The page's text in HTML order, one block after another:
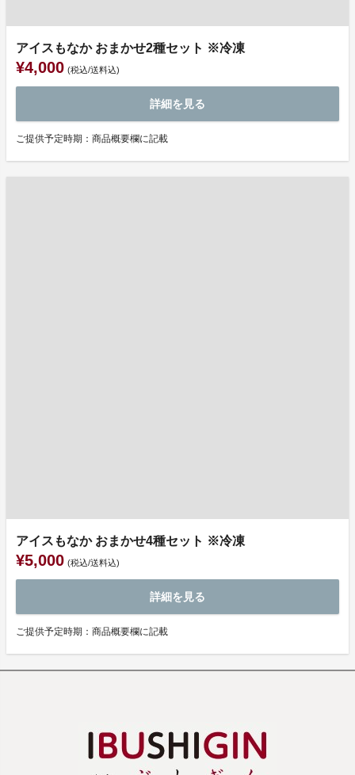
アイスもなか おまかせ2種セット ※冷凍
¥4,000 (税込/送料込)
詳細を見る
ご提供予定時期：商品概要欄に記載
アイスもなか おまかせ4種セット ※冷凍
¥5,000 (税込/送料込)
詳細を見る
ご提供予定時期：商品概要欄に記載